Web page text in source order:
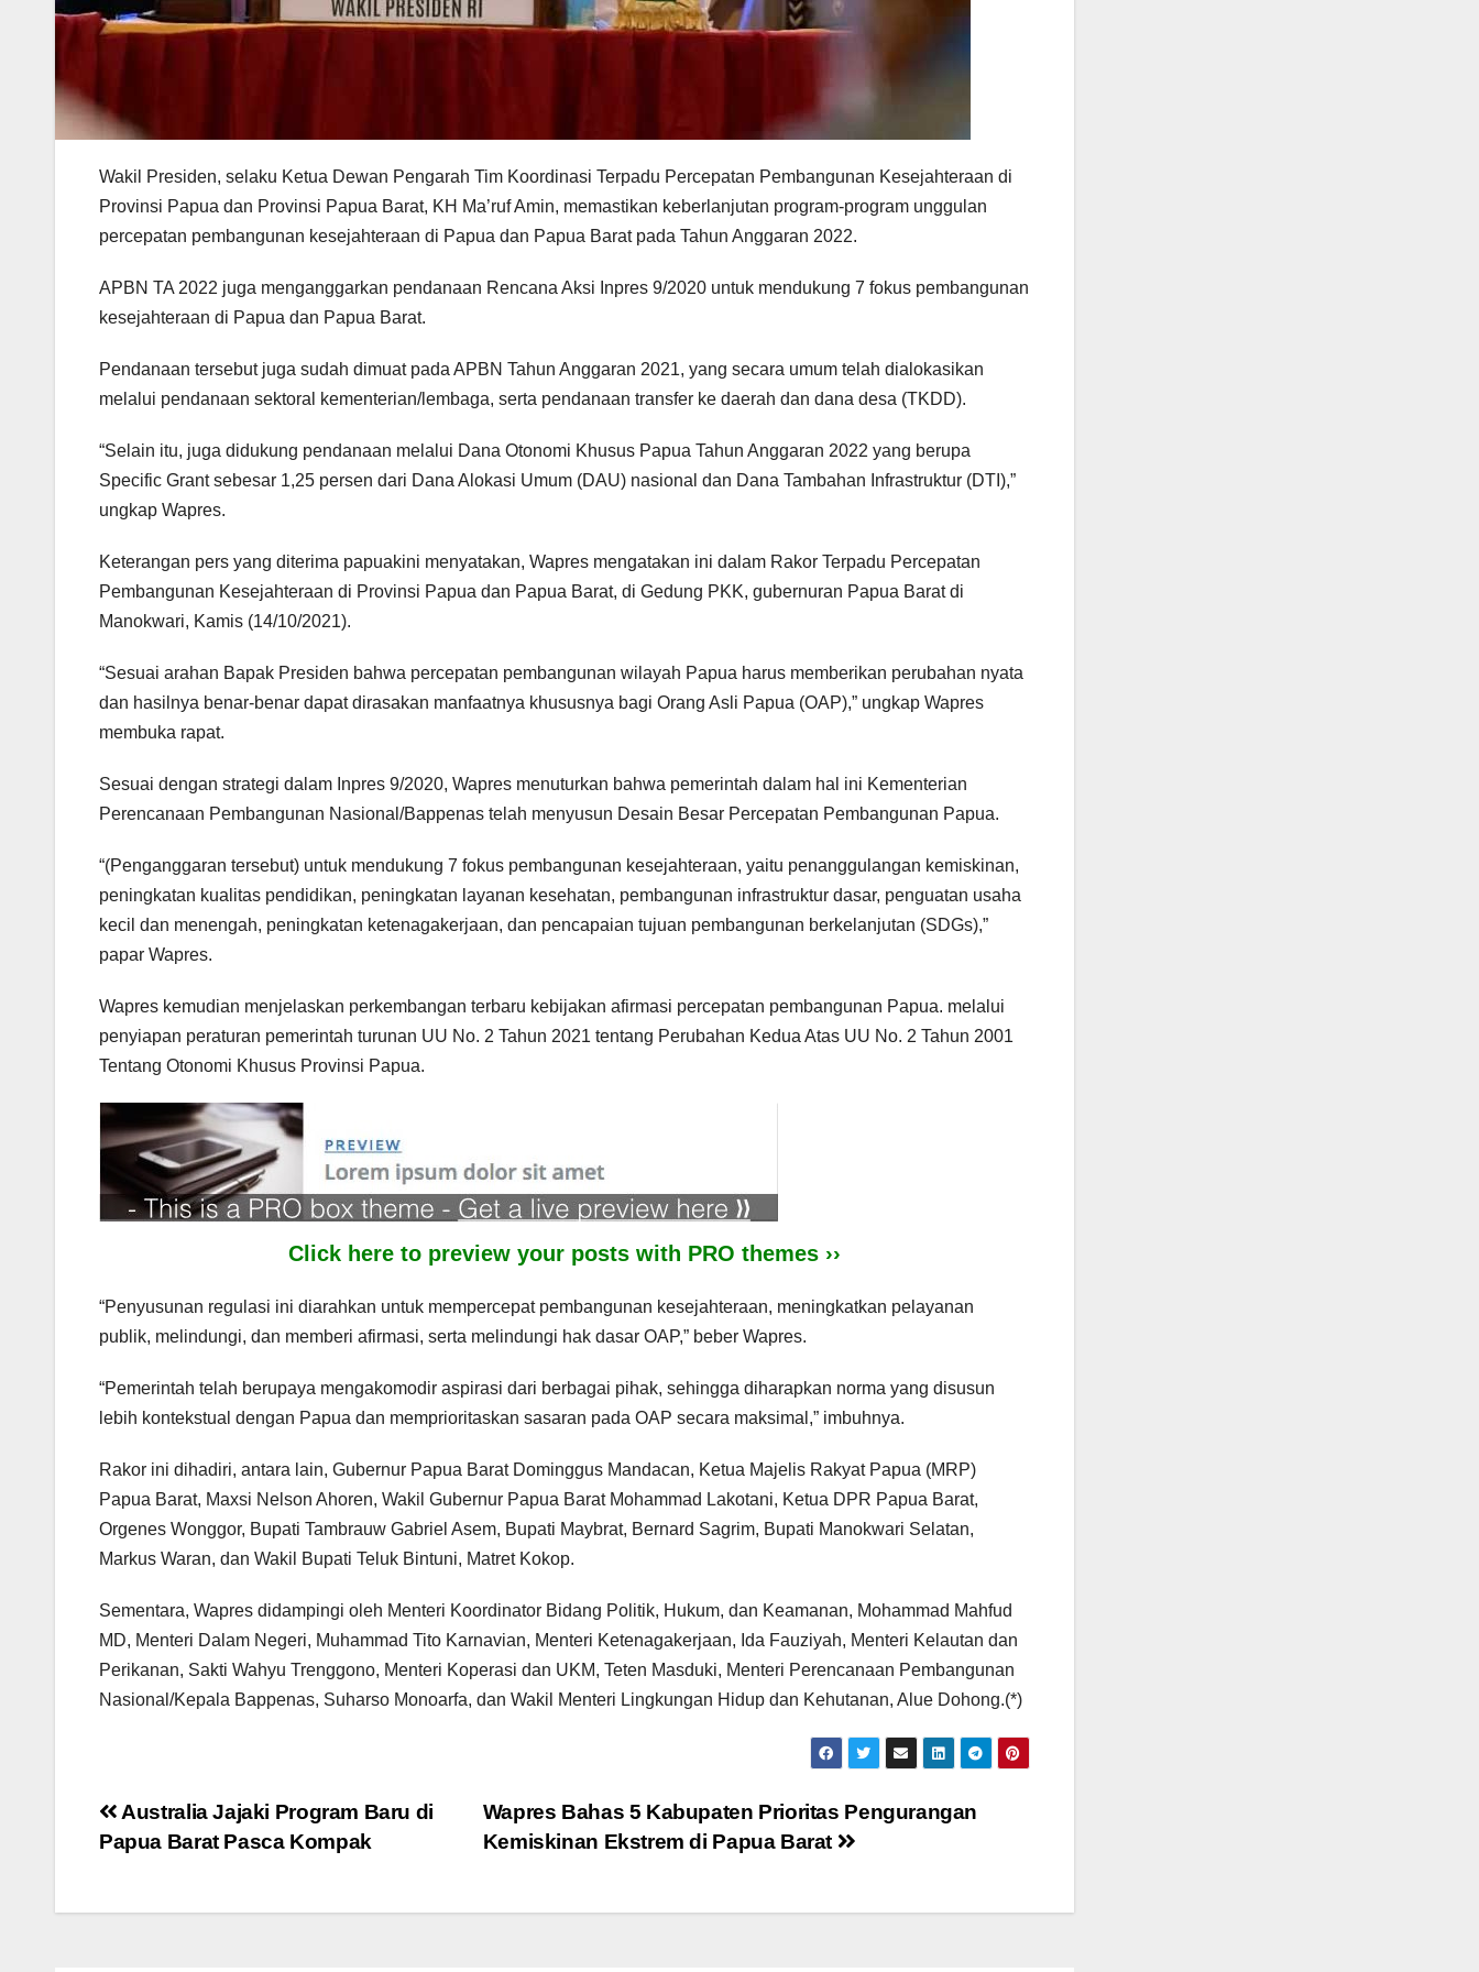
Wakil Presiden, selaku Ketua Dewan Pengarah Tim Koordinasi Terpadu Percepatan Pembangunan Kesejahteraan di
Provinsi Papua dan Provinsi Papua Barat, KH Ma’ruf Amin, memastikan keberlanjutan program-program unggulan
percepatan pembangunan kesejahteraan di Papua dan Papua Barat pada Tahun Anggaran 2022.
APBN TA 2022 juga menganggarkan pendanaan Rencana Aksi Inpres 9/2020 untuk mendukung 7 fokus pembangunan
kesejahteraan di Papua dan Papua Barat.
Pendanaan tersebut juga sudah dimuat pada APBN Tahun Anggaran 2021, yang secara umum telah dialokasikan
melalui pendanaan sektoral kementerian/lembaga, serta pendanaan transfer ke daerah dan dana desa (TKDD).
“Selain itu, juga didukung pendanaan melalui Dana Otonomi Khusus Papua Tahun Anggaran 2022 yang berupa
Specific Grant sebesar 1,25 persen dari Dana Alokasi Umum (DAU) nasional dan Dana Tambahan Infrastruktur (DTI),”
ungkap Wapres.
Keterangan pers yang diterima papuakini menyatakan, Wapres mengatakan ini dalam Rakor Terpadu Percepatan
Pembangunan Kesejahteraan di Provinsi Papua dan Papua Barat, di Gedung PKK, gubernuran Papua Barat di
Manokwari, Kamis (14/10/2021).
“Sesuai arahan Bapak Presiden bahwa percepatan pembangunan wilayah Papua harus memberikan perubahan nyata
dan hasilnya benar-benar dapat dirasakan manfaatnya khususnya bagi Orang Asli Papua (OAP),” ungkap Wapres
membuka rapat.
Sesuai dengan strategi dalam Inpres 9/2020, Wapres menuturkan bahwa pemerintah dalam hal ini Kementerian
Perencanaan Pembangunan Nasional/Bappenas telah menyusun Desain Besar Percepatan Pembangunan Papua.
“(Penganggaran tersebut) untuk mendukung 7 fokus pembangunan kesejahteraan, yaitu penanggulangan kemiskinan,
peningkatan kualitas pendidikan, peningkatan layanan kesehatan, pembangunan infrastruktur dasar, penguatan usaha
kecil dan menengah, peningkatan ketenagakerjaan, dan pencapaian tujuan pembangunan berkelanjutan (SDGs),”
papar Wapres.
Wapres kemudian menjelaskan perkembangan terbaru kebijakan afirmasi percepatan pembangunan Papua. melalui
penyiapan peraturan pemerintah turunan UU No. 2 Tahun 2021 tentang Perubahan Kedua Atas UU No. 2 Tahun 2001
Tentang Otonomi Khusus Provinsi Papua.
Click here to preview your posts with PRO themes ››
“Penyusunan regulasi ini diarahkan untuk mempercepat pembangunan kesejahteraan, meningkatkan pelayanan
publik, melindungi, dan memberi afirmasi, serta melindungi hak dasar OAP,” beber Wapres.
“Pemerintah telah berupaya mengakomodir aspirasi dari berbagai pihak, sehingga diharapkan norma yang disusun
lebih kontekstual dengan Papua dan memprioritaskan sasaran pada OAP secara maksimal,” imbuhnya.
Rakor ini dihadiri, antara lain, Gubernur Papua Barat Dominggus Mandacan, Ketua Majelis Rakyat Papua (MRP)
Papua Barat, Maxsi Nelson Ahoren, Wakil Gubernur Papua Barat Mohammad Lakotani, Ketua DPR Papua Barat,
Orgenes Wonggor, Bupati Tambrauw Gabriel Asem, Bupati Maybrat, Bernard Sagrim, Bupati Manokwari Selatan,
Markus Waran, dan Wakil Bupati Teluk Bintuni, Matret Kokop.
Sementara, Wapres didampingi oleh Menteri Koordinator Bidang Politik, Hukum, dan Keamanan, Mohammad Mahfud
MD, Menteri Dalam Negeri, Muhammad Tito Karnavian, Menteri Ketenagakerjaan, Ida Fauziyah, Menteri Kelautan dan
Perikanan, Sakti Wahyu Trenggono, Menteri Koperasi dan UKM, Teten Masduki, Menteri Perencanaan Pembangunan
Nasional/Kepala Bappenas, Suharso Monoarfa, dan Wakil Menteri Lingkungan Hidup dan Kehutanan, Alue Dohong.(*)
Post
navigation
Wapres Bahas 5 Kabupaten Prioritas Pengurangan
Kemiskinan Ekstrem di Papua Barat
Australia Jajaki Program Baru di
Papua Barat Pasca Kompak